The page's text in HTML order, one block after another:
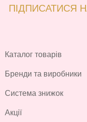
ПІДПИСАТИСЯ
Каталог товарів
Бренди та виробники
Система знижок
Акції